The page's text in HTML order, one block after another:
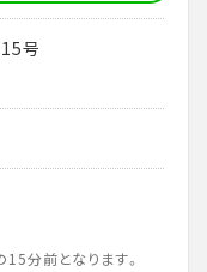
号
分前となります。